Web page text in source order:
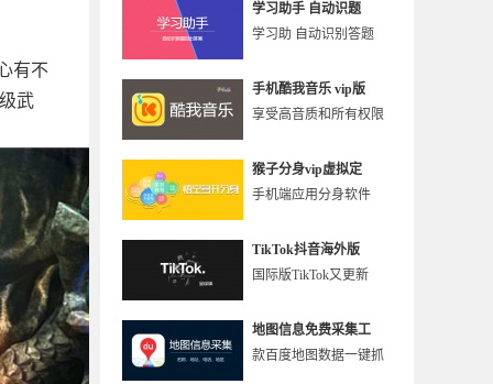
学习助手 自动识题
学习助 自动识别答题
手机酷我音乐 vip版
享受高音质和所有权限
猴子分身vip虚拟定
手机端应用分身软件
TikTok抖音海外版
国际版TikTok又更新
地图信息免费采集工
款百度地图数据一键抓
有不
武